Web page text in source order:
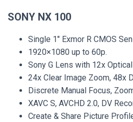
SONY NX 100
Single 1″ Exmor R CMOS
1920×1080 up to 60p.
Sony G Lens with 12x
24x Clear Image Zoom, 48x
Discrete Manual Focus,
XAVC S, AVCHD 2.0, DV
Create & Share Picture